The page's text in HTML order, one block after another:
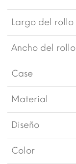
Largo del rollo
Ancho del rollo
Case
Material
Diseño
Color